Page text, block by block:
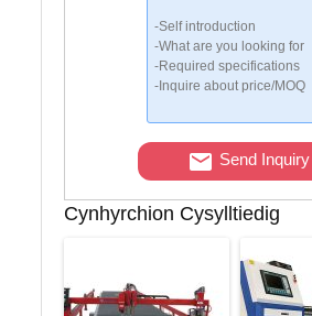
Send Inquiry
Cynhyrchion Cysylltiedig